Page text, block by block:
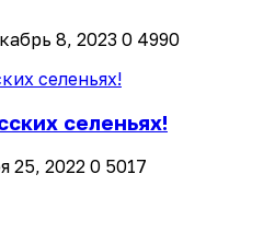
8, 2023 0 4990
селеньях!
25, 2022 0 5017